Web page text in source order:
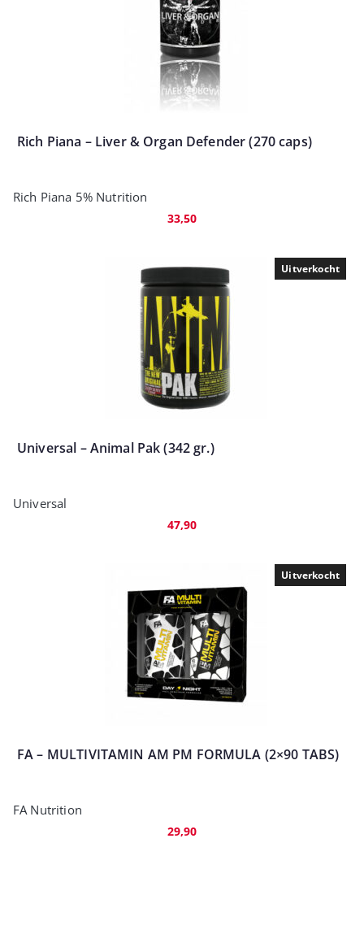
Rich Piana – Liver & Organ Defender (270 caps)
Rich Piana 5% Nutrition
33,50
Uitverkocht
Universal – Animal Pak (342 gr.)
Universal
47,90
Uitverkocht
FA – MULTIVITAMIN AM PM FORMULA (2×90 TABS)
FA Nutrition
29,90